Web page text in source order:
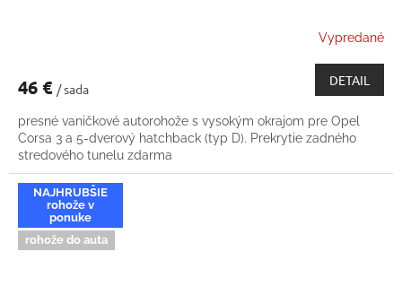
Vypredané
46 € / sada
DETAIL
presné vaničkové autorohože s vysokým okrajom pre Opel
Corsa 3 a 5-dverový hatchback (typ D). Prekrytie zadného
stredového tunelu zdarma
NAJHRUBŠIE
rohože v
ponuke
rohože do auta